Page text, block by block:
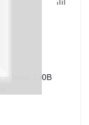
20квар 230В